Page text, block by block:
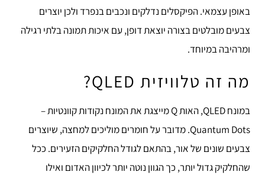
באופן עצמאי. הפיקסלים נדלקים ונכבים בנפרד ולכן יוצרים
צבעים מובלטים בצורה יוצאת דופן, עם איכות תמונה בלתי רגילה
ומרהיבה במיוחד.
מה זה טלוויזית QLED?
במונח QLED, האות Q מייצגת את המונח נקודות קוונטיות –
Quantum Dots. מדובר על חומרים מוליכים למחצה, שיוצרים
צבעים שונים של אור, בהתאם לגודל החלקיקים הזעירים. ככל
שהחלקיק גדול יותר, כך הגוון נוטה יותר לכיוון האדום ואילו